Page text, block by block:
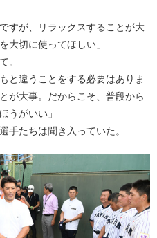
すが、リラックスすることが大
大切に使ってほしい」
。
と違うことをする必要はありま
が大事。だからこそ、普段から
うがいい」
手たちは聞き入っていた。